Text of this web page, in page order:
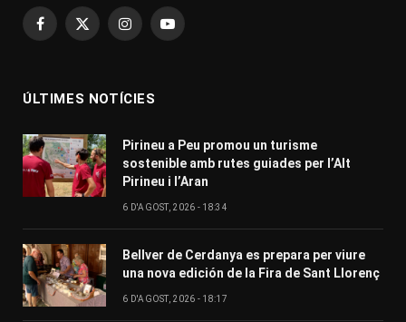
Facebook
X
InstagramYouTube
ÚLTIMES NOTÍCIES
Pirineu a Peu promou un turisme
sostenible amb rutes guiades per l’Alt
Pirineu i l’Aran
6 D'AGOST, 2026 - 18:34
Bellver de Cerdanya es prepara per viure
una nova edición de la Fira de Sant Llorenç
6 D'AGOST, 2026 - 18:17